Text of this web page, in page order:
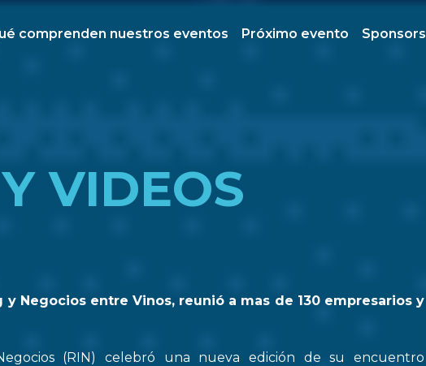
comprenden nuestros eventos Próximo evento Sponsors
VIDEOS
Negocios entre Vinos, reunió a mas de 130 empresarios y
(RIN) celebró una nueva edición de su encuentro